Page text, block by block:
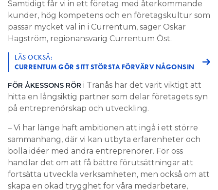
Samtidigt får vi in ett företag med återkommande
kunder, hög kompetens och en företagskultur som
passar mycket väl in i Currentum, säger Oskar
Hagström, regionansvarig Currentum Öst.
LÄS OCKSÅ:
CURRENTUM GÖR SITT STÖRSTA FÖRVÄRV NÅGONSIN
FÖR ÅKESSONS RÖR i Tranås har det varit viktigt att
hitta en långsiktig partner som delar företagets syn
på entreprenörskap och utveckling.
– Vi har länge haft ambitionen att ingå i ett större
sammanhang, där vi kan utbyta erfarenheter och
bolla idéer med andra entreprenörer. För oss
handlar det om att få bättre förutsättningar att
fortsätta utveckla verksamheten, men också om att
skapa en ökad trygghet för våra medarbetare,